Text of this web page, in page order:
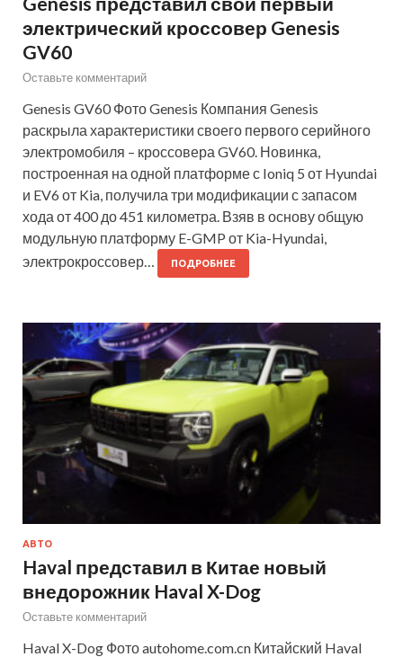
электрический кроссовер Genesis
GV60
Оставьте комментарий
Genesis GV60 Фото Genesis Компания Genesis
раскрыла характеристики своего первого серийного
электромобиля – кроссовера GV60. Новинка,
построенная на одной платформе с Ioniq 5 от Hyundai
и EV6 от Kia, получила три модификации с запасом
хода от 400 до 451 километра. Взяв в основу общую
модульную платформу E-GMP от Kia-Hyundai,
электрокроссовер…
ПОДРОБНЕЕ
АВТО
Haval представил в Китае новый
внедорожник Haval X-Dog
Оставьте комментарий
Haval X-Dog Фото autohome.com.cn Китайский Haval